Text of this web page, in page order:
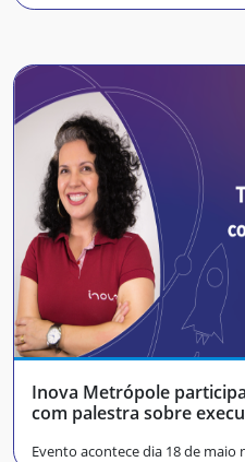
Inova Metrópole
com palestra sobre
Evento acontece dia 18 de maio